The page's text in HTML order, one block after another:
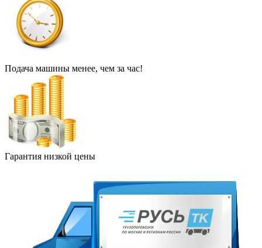
Подача машины менее, чем за час!
Гарантия низкой цены